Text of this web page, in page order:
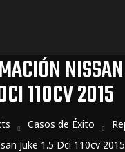
110CV 2015
Casos de Éxito
Juke 1.5 Dci 110cv 2015